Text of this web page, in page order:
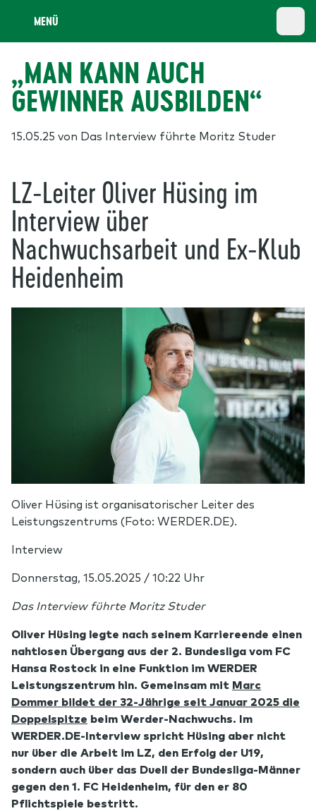
MENÜ
„MAN KANN AUCH
GEWINNER AUSBILDEN“
15.05.25 von Das Interview führte Moritz Studer
LZ-Leiter Oliver Hüsing im
Interview über
Nachwuchsarbeit und Ex-Klub
Heidenheim
Oliver Hüsing ist organisatorischer Leiter des
Leistungszentrums (Foto: WERDER.DE).
Interview
Donnerstag, 15.05.2025 / 10:22 Uhr
Das Interview führte Moritz Studer
Oliver Hüsing legte nach seinem Karriereende einen
nahtlosen Übergang aus der 2. Bundesliga vom FC
Hansa Rostock in eine Funktion im WERDER
Leistungszentrum hin. Gemeinsam mit Marc
Dommer bildet der 32-Jährige seit Januar 2025 die
Doppelspitze beim Werder-Nachwuchs. Im
WERDER.DE-Interview spricht Hüsing aber nicht
nur über die Arbeit im LZ, den Erfolg der U19,
sondern auch über das Duell der Bundesliga-Männer
gegen den 1. FC Heidenheim, für den er 80
Pflichtspiele bestritt.